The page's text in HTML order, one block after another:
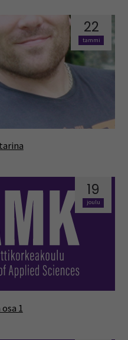
22
tammi
19
joulu
1